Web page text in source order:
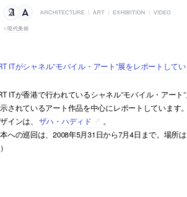
ARCHITECTURE ART EXHIBITION VIDEO
現代美術
ITがシャネル”モバイル・アート”展をレポートして
ITが香港で行われているシャネル”モバイル・アート
されているアート作品を中心にレポートしています
インは、
ザハ・ハディド
。
への巡回は、2008年5月31日から7月4日まで。場